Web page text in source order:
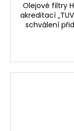
Olejové filtry
akreditací
schválení